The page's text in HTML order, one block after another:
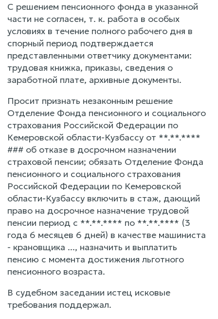
С решением пенсионного фонда в указанной
части не согласен, т. к. работа в особых
условиях в течение полного рабочего дня в
спорный период подтверждается
представленными ответчику документами:
трудовая книжка, приказы, сведения о
заработной плате, архивные документы.
Просит признать незаконным решение
Отделение Фонда пенсионного и социального
страхования Российской Федерации по
Кемеровской области-Кузбассу от **.**.****
### об отказе в досрочном назначении
страховой пенсии; обязать Отделение Фонда
пенсионного и социального страхования
Российской Федерации по Кемеровской
области-Кузбассу включить в стаж, дающий
право на досрочное назначение трудовой
пенсии период с **.**.**** по **.**.**** (3
года 6 месяцев 6 дней) в качестве машиниста
- крановщика ..., назначить и выплатить
пенсию с момента достижения льготного
пенсионного возраста.
В судебном заседании истец исковые
требования поддержал.